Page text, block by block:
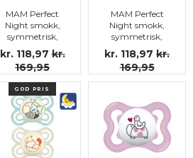
MAM Perfect
Night smokk,
symmetrisk,
silikon str.1
kr. 118,97 kr.
169,95
MAM Perfect
Night smokk,
symmetrisk,
silikon str.1
kr. 118,97 kr.
169,95
GOD PRIS